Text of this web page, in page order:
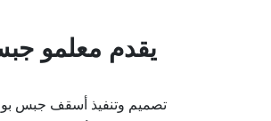
يقدم معلمو
تصميم وتنفيذ أسقف جبس